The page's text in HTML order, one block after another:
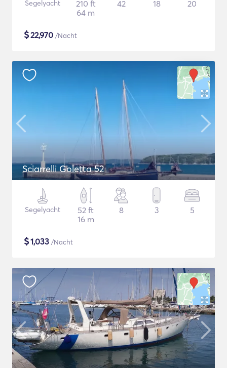
Segelyacht
210 ft
64 m
42 18 20
$22,970 /Nacht
Sciarrelli Goletta 52
Segelyacht
52 ft
16 m
8 3 5
$1,033 /Nacht